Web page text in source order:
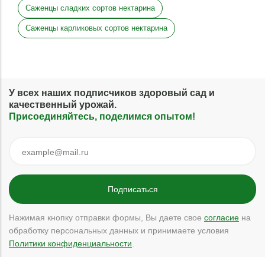
Саженцы сладких сортов нектарина
Саженцы карликовых сортов нектарина
У всех наших подписчиков здоровый сад и
качественный урожай.
Присоединяйтесь, поделимся опытом!
Нажимая кнопку отправки формы, Вы даете свое согласие на
обработку персональных данных и принимаете условия
Политики конфиденциальности